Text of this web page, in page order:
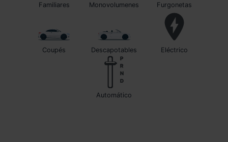
Familiares Monovolumenes Furgonetas
Coupés Descapotables Eléctrico
automático